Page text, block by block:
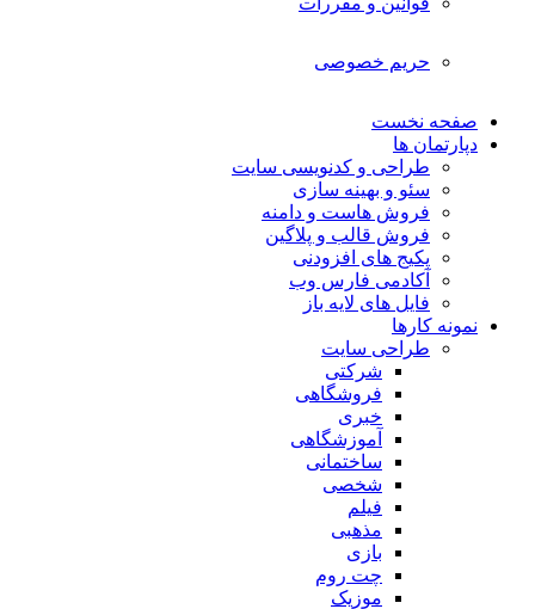
حریم خصوصی
صفحه نخست
دپارتمان ها
طراحی و کدنویسی سایت
سئو و بهینه سازی
فروش هاست و دامنه
فروش قالب و پلاگین
پکیج های افزودنی
آکادمی فارس وب
فایل های لایه باز
نمونه کارها
طراحی سایت
شرکتی
فروشگاهی
خبری
آموزشگاهی
ساختمانی
شخصی
فیلم
مذهبی
بازی
چت روم
موزیک